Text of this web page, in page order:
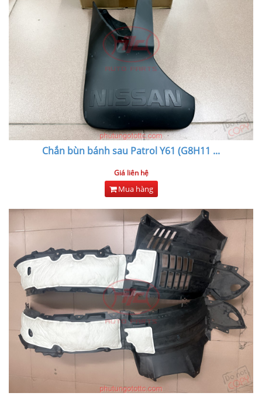
Chắn bùn bánh sau Patrol Y61 (G8H11 ...
Giá liên hệ
Mua hàng